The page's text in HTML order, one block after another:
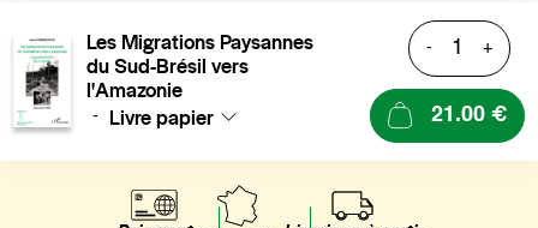
Les Migrations Paysannes
du Sud-Brésil vers
l'Amazonie
- Livre papier
- +
21.00 €